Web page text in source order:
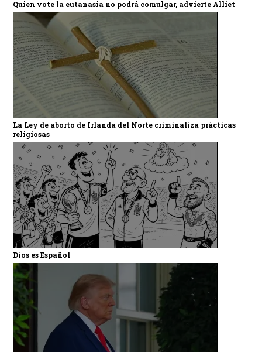
Quien vote la eutanasia no podrá comulgar, advierte Alliet
La Ley de aborto de Irlanda del Norte criminaliza prácticas
religiosas
Dios es Español